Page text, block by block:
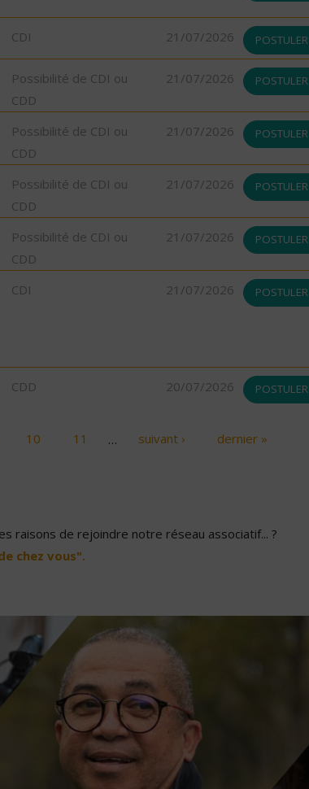
CDI 21/07/2026 POSTULER
Possibilité de CDI ou
CDD
21/07/2026 POSTULER
Possibilité de CDI ou
CDD
21/07/2026 POSTULER
Possibilité de CDI ou
CDD
21/07/2026 POSTULER
Possibilité de CDI ou
CDD
21/07/2026 POSTULER
CDI 21/07/2026 POSTULER
CDD 20/07/2026 POSTULER
10 11 … suivant › dernier »
raisons de rejoindre notre réseau associatif... ?
chez vous".